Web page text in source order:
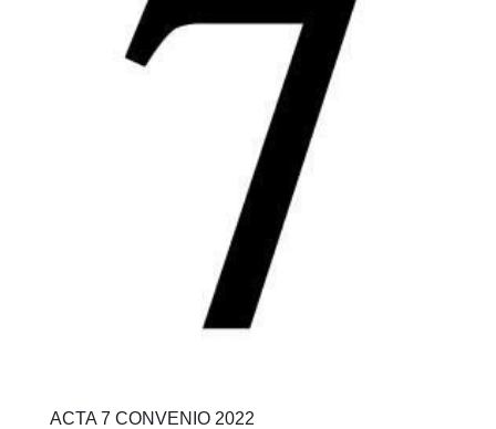
ACTA 7 CONVENIO 2022
⚖️ Dpto. Jurídico y Abogados (Email)
🤖 Dudas Rápidas del Convenio (IA)
📊 Herramienta: Tabla Salarial PDF
📄 Herramienta: Generador Plantillas
✊ Trámite: Afiliarse al Sindicato
📍 Info: Horarios y Contacto Sede